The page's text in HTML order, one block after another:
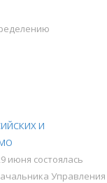
И
июня состоялась
Управления